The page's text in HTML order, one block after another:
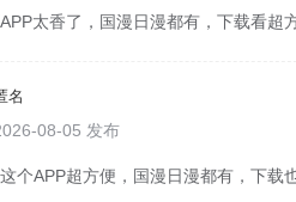
太香了，国漫日漫都有，下载看超
名
08-05 发布
个APP超方便，国漫日漫都有，下载